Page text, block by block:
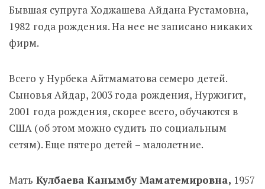
Бывшая супруга Ходжашева Айдана Рустамовна,
1982 года рождения. На нее не записано никаких
фирм.
Всего у Нурбека Айтмаматова семеро детей.
Сыновья Айдар, 2003 года рождения, Нуржигит,
2001 года рождения, скорее всего, обучаются в
США (об этом можно судить по социальным
сетям). Еще пятеро детей – малолетние.
Мать Кулбаева Канымбу Маматемировна, 1957